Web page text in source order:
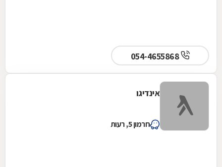
054-4655868
אינדיגו
חרמון 5, רעות